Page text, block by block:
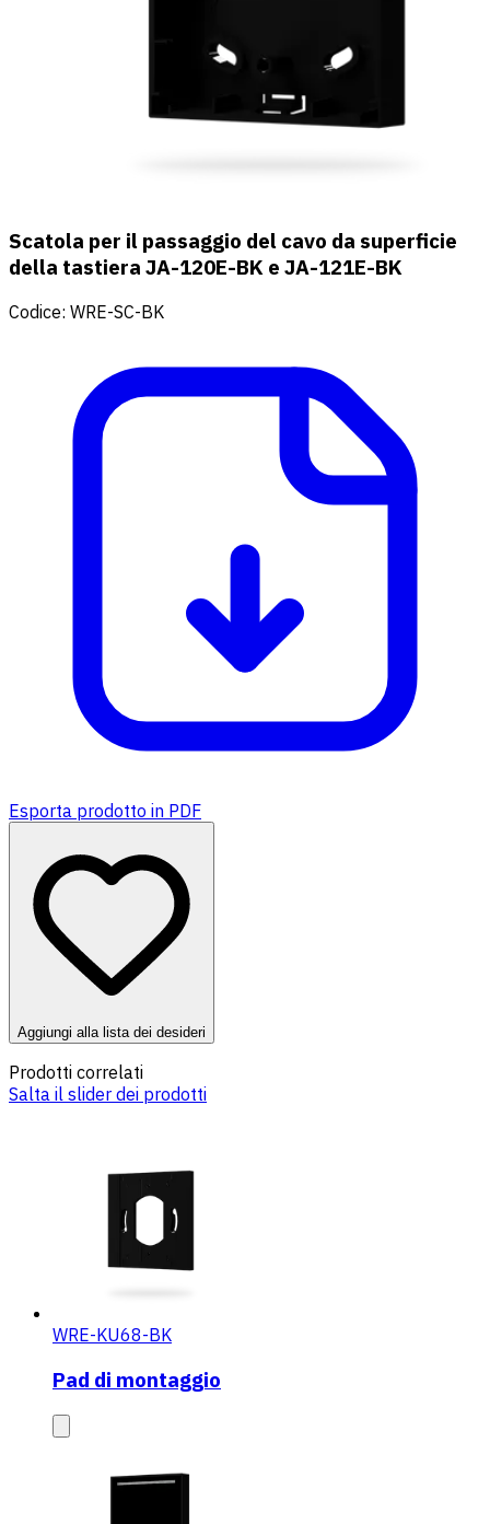
Scatola per il passaggio del cavo da superficie
della tastiera JA-120E-BK e JA-121E-BK
Codice: WRE-SC-BK
Esporta prodotto in PDF
Aggiungi alla lista dei desideri
Prodotti correlati
Salta il slider dei prodotti
WRE-KU68-BK
Pad di montaggio